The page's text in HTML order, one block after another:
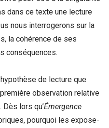
dans ce texte une lecture
nous interrogerons sur la
la cohérence de ses
conséquences.
de lecture que
observation relative
Dès lors qu’Émergence
pourquoi les expose-